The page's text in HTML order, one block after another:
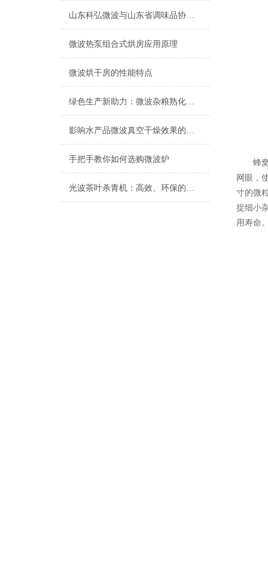
山东科弘微波与山东省调味品协会团体标准发布《调味品微波杀菌工艺规范》
微波热泵组合式烘房应用原理
微波烘干房的性能特点
绿色生产新助力：微波杂粮熟化设备在食品安全中的作用
影响水产品微波真空干燥效果的四种原因
手把手教你如何选购微波炉
光波茶叶杀青机：高效、环保的茶叶加工新技术
蜂窝
网眼，
寸的微
捉细小
用寿命